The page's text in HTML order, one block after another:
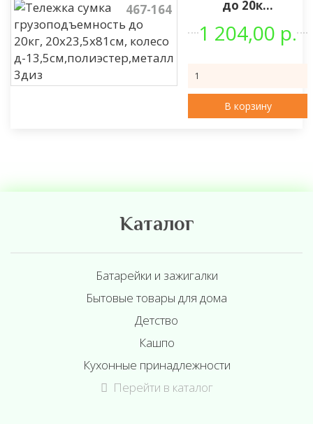
467-164
до 20к...
1 204,00 р.
В корзину
Каталог
Батарейки и зажигалки
Бытовые товары для дома
Детство
Кашпо
Кухонные принадлежности
Перейти в каталог